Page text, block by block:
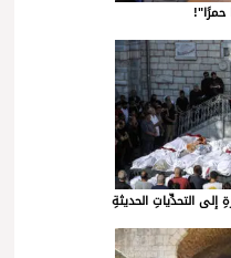
التحدِّياتِ الحديثةِ